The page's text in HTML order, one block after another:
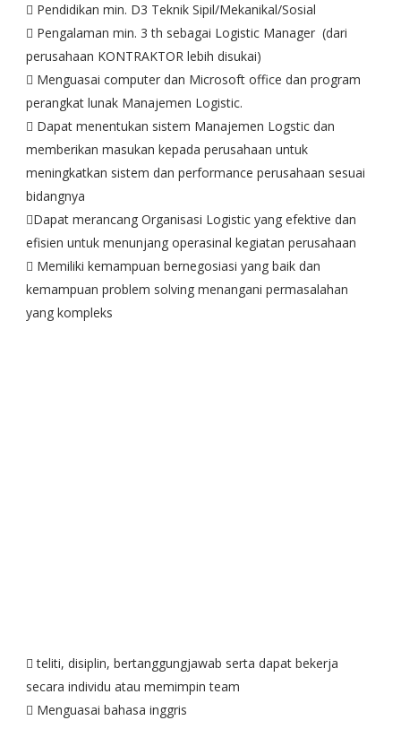
 Pendidikan min. D3 Teknik Sipil/Mekanikal/Sosial
 Pengalaman min. 3 th sebagai Logistic Manager (dari
perusahaan KONTRAKTOR lebih disukai)
 Menguasai computer dan Microsoft office dan program
perangkat lunak Manajemen Logistic.
 Dapat menentukan sistem Manajemen Logstic dan
memberikan masukan kepada perusahaan untuk
meningkatkan sistem dan performance perusahaan sesuai
bidangnya
Dapat merancang Organisasi Logistic yang efektive dan
efisien untuk menunjang operasinal kegiatan perusahaan
 Memiliki kemampuan bernegosiasi yang baik dan
kemampuan problem solving menangani permasalahan
yang kompleks
 teliti, disiplin, bertanggungjawab serta dapat bekerja
secara individu atau memimpin team
 Menguasai bahasa inggris